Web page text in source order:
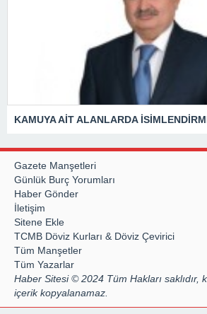
KAMUYA AİT ALANLARDA
Gazete Manşetleri
Günlük Burç Yorumları
Haber Gönder
İletişim
Sitene Ekle
TCMB Döviz Kurları & Döviz Çevirici
Tüm Manşetler
Tüm Yazarlar
Haber Sitesi © 2024 Tüm Hakları saklıdır,
içerik kopyalanamaz.